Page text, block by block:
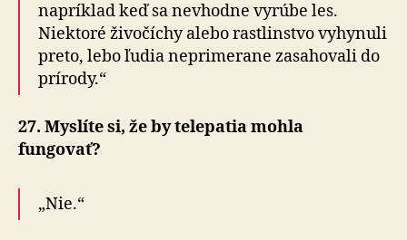
napríklad keď sa nevhodne vyrúbe les.
Niektoré živočíchy alebo rastlinstvo vyhynuli
preto, lebo ľudia neprimerane zasahovali do
prírody.“
27. Myslíte si, že by telepatia mohla
fungovať?
„Nie.“